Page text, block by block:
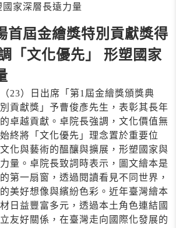
國家深層長遠力量
首屆金繪獎特別貢獻獎得
「文化優先」 形塑國家
23）日出席「第1屆金繪獎頒獎典
貢獻獎」予曹俊彥先生，表彰其長年
卓越貢獻。卓院長強調，文化價值無
終將「文化優先」理念置於重要位
化與藝術的醞釀與擴展，形塑國家與
量。卓院長致詞時表示，圖文繪本是
第一扇窗，透過閱讀看見不同世界，
美好想像與繽紛色彩。近年臺灣繪本
日益豐富多元，透過本土角色連結國
友好關係，在臺灣走向國際化發展的